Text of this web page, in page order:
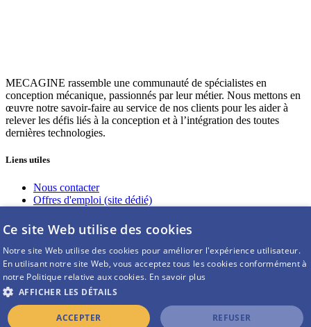
MECAGINE rassemble une communauté de spécialistes en
conception mécanique, passionnés par leur métier. Nous mettons en
œuvre notre savoir-faire au service de nos clients pour les aider à
relever les défis liés à la conception et à l’intégration des toutes
dernières technologies.
Liens utiles
Nous contacter
Offres d'emploi (site dédié)
Guides à télécharger
Intranet (réservé à nos salariés)
Nous suivre sur Linkedin
Page entreprise
© COPYRIGHT - MECAGINE |
Mentions Légales|
Ce site Web utilise des cookies
Notre site Web utilise des cookies pour améliorer l'expérience utilisateur.
En utilisant notre site Web, vous acceptez tous les cookies conformément à
notre Politique relative aux cookies. En savoir plus
AFFICHER LES DÉTAILS
ACCEPTER REFUSER